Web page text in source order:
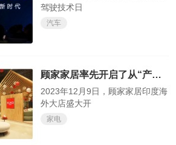
驾驶技术日
汽车
顾家家居率先开启了从“产品出海”到“品牌出海”的新阶段
2023年12月9日，顾家家居印度海
外大店盛大开
家电